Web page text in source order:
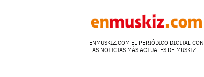
ENMUSKIZ.COM EL PERIÓDICO DIGITAL CON
LAS NOTICIAS MÁS ACTUALES DE MUSKIZ